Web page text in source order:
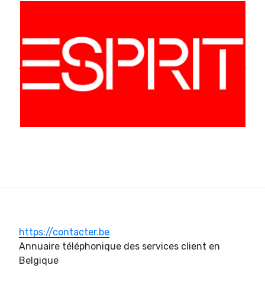
https://contacter.be
Annuaire téléphonique des services client en
Belgique